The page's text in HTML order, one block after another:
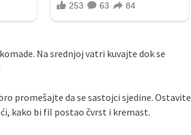
Na srednjoj vatri kuvajte dok se
promešajte da se sastojci sjedine. Ostavite
kako bi fil postao čvrst i kremast.